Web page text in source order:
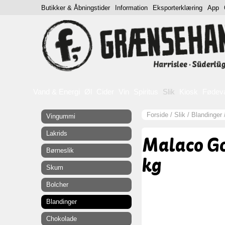
Slik
Forside / Slik / Blandinger
Malaco
kg
Vingummi
Lakrids
Børneslik
Skum
Bolcher
Blandinger
Chokolade
Butikker & Åbningstider Information Eksporterklæring App